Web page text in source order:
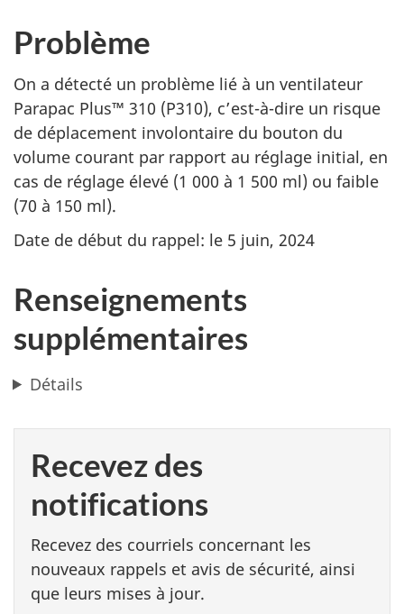
Problème
On a détecté un problème lié à un ventilateur
Parapac Plus™ 310 (P310), c’est-à-dire un risque
de déplacement involontaire du bouton du
volume courant par rapport au réglage initial, en
cas de réglage élevé (1 000 à 1 500 ml) ou faible
(70 à 150 ml).
Date de début du rappel: le 5 juin, 2024
Renseignements
supplémentaires
Détails
Recevez des
notifications
Recevez des courriels concernant les
nouveaux rappels et avis de sécurité, ainsi
que leurs mises à jour.